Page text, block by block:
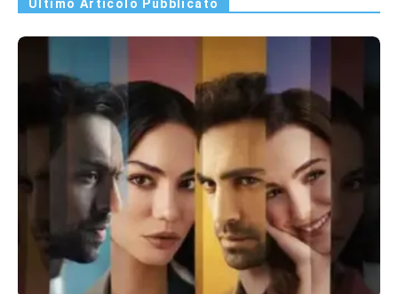
Ultimo Articolo Pubblicato